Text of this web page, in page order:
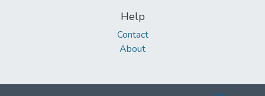
Help
Contact
About